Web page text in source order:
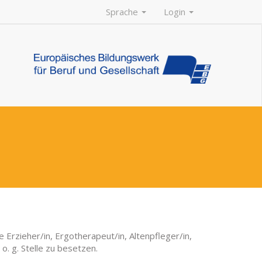
Sprache Login
Erzieher/in, Ergotherapeut/in, Altenpfleger/in,
g. Stelle zu besetzen.